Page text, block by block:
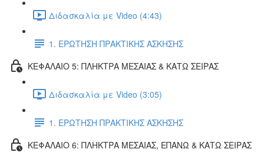
Διδασκαλία με Video (4:43)
1. ΕΡΩΤΗΣΗ ΠΡΑΚΤΙΚΗΣ ΑΣΚΗΣΗΣ
ΚΕΦΑΛΑΙΟ 5: ΠΛΗΚΤΡΑ ΜΕΣΑΙΑΣ & ΚΑΤΩ ΣΕΙΡΑΣ
Διδασκαλία με Video (3:05)
1. ΕΡΩΤΗΣΗ ΠΡΑΚΤΙΚΗΣ ΑΣΚΗΣΗΣ
ΚΕΦΑΛΑΙΟ 6: ΠΛΗΚΤΡΑ ΜΕΣΑΙΑΣ, ΕΠΑΝΩ & ΚΑΤΩ ΣΕΙΡΑΣ